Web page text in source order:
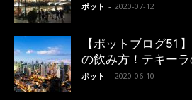
ポット - 2020-07-12
【ポットブログ51
の飲み方！テキー
ポット - 2020-06-10